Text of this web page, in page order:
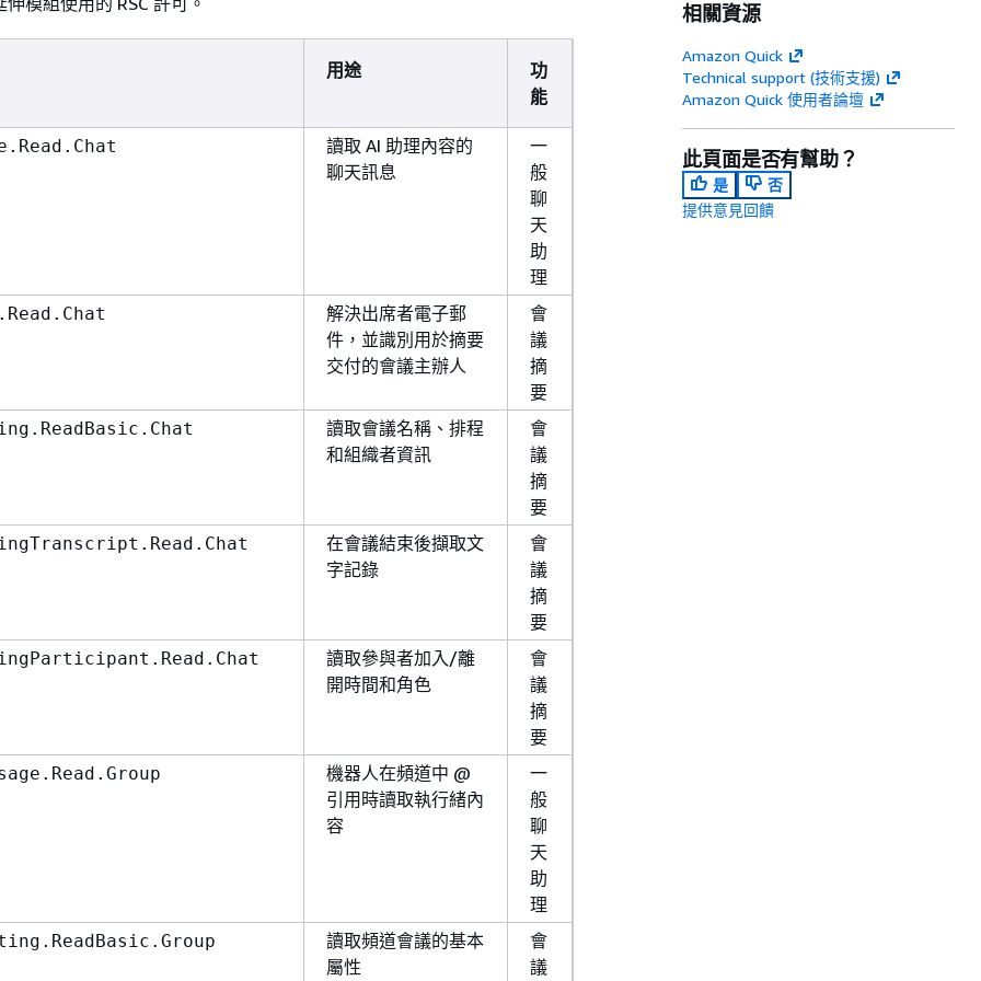
用途
功
能
讀取 AI 助理內容的
聊天訊息
一
般
聊
天
助
理
解決出席者電子郵
件，並識別用於摘要
交付的會議主辦人
會
議
摘
要
讀取會議名稱、排程
和組織者資訊
會
議
摘
要
在會議結束後擷取文
字記錄
會
議
摘
要
讀取參與者加入/離
開時間和角色
會
議
摘
要
機器人在頻道中 @
引用時讀取執行緒內
容
一
般
聊
天
助
理
讀取頻道會議的基本
屬性
會
議
相關資源
Amazon Quick
Technical support (技術支援)
Amazon Quick 使用者論壇
此頁面是否有幫助？
是
否
提供意見回饋